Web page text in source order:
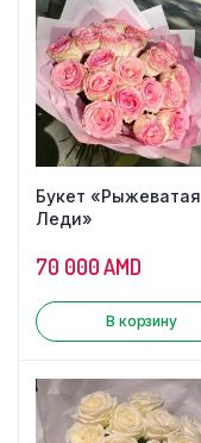
Букет «Рыжеватая
Леди»
70 000AMD
В корзину